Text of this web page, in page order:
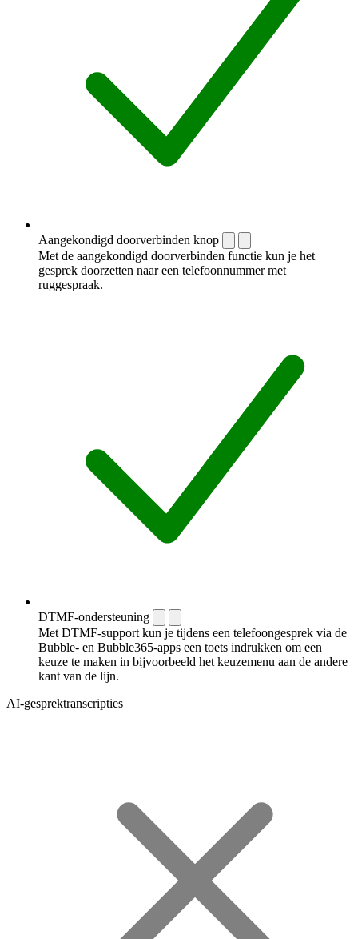
Aangekondigd doorverbinden knop
Met de aangekondigd doorverbinden functie kun je het
gesprek doorzetten naar een telefoonnummer met
ruggespraak.
DTMF-ondersteuning
Met DTMF-support kun je tijdens een telefoongesprek via de
Bubble- en Bubble365-apps een toets indrukken om een
keuze te maken in bijvoorbeeld het keuzemenu aan de andere
kant van de lijn.
AI-gesprektranscripties